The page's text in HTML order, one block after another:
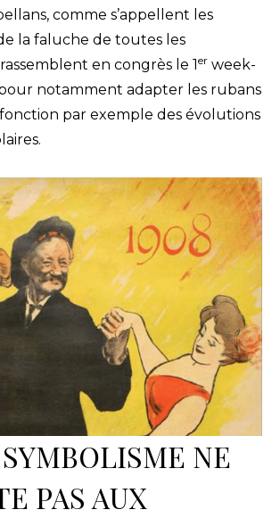
comme s’appellent les
la faluche de toutes les
en congrès le 1 er week-
notamment adapter les rubans
par exemple des évolutions
NE
PAS AUX